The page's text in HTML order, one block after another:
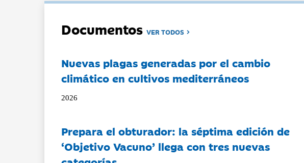
DocumentosVER TODOS
Nuevas plagas generadas por el cambio
climático en cultivos mediterráneos
2026
Prepara el obturador: la séptima edición de
‘Objetivo Vacuno’ llega con tres nuevas